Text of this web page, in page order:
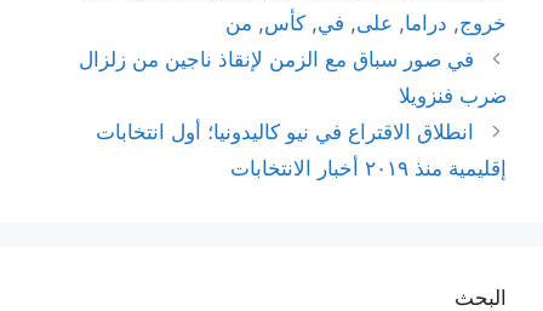
خروج, دراما, على, في, كأس, من
في صور سباق مع الزمن لإنقاذ ناجين من زلزال
ضرب فنزويلا
انطلاق الاقتراع في نيو كاليدونيا؛ أول انتخابات
إقليمية منذ ٢٠١٩ أخبار الانتخابات
البحث